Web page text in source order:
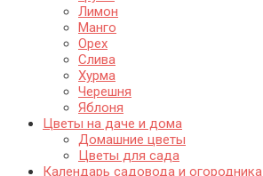
Лимон
Манго
Орех
Слива
Хурма
Черешня
Яблоня
Цветы на даче и дома
Домашние цветы
Цветы для сада
Календарь садовода и огородника